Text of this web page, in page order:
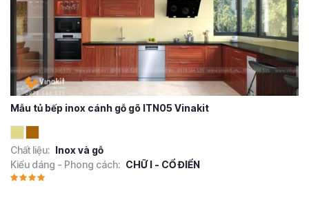
Mẫu tủ bếp inox cánh gỗ gõ ITN05 Vinakit
Chất liệu: Inox và gỗ
Kiểu dáng - Phong cách: CHỮ I - CỔ ĐIỂN